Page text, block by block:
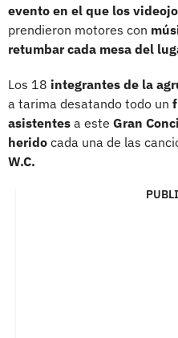
evento en el que los
prendieron motores con
retumbar cada mesa del
Los 18 integrantes de la
a tarima desatando todo un
asistentes a este Gran
herido cada una de las
W.C.